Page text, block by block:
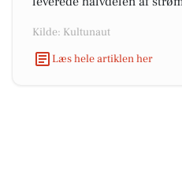
Kilde: Kultunaut
Læs hele artiklen her